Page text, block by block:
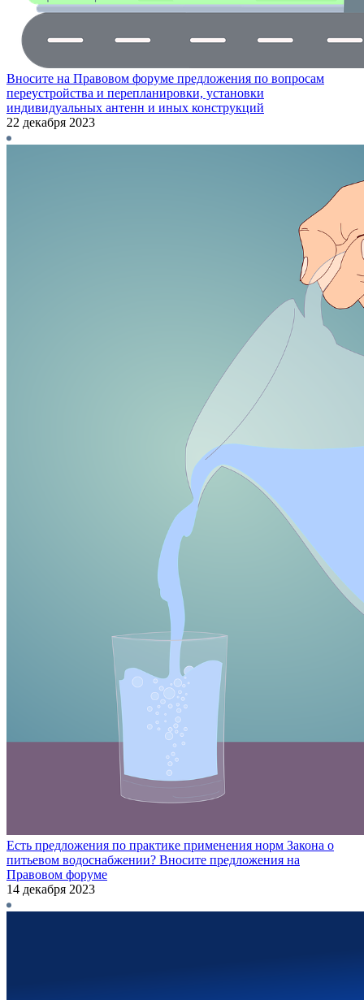
Вносите на Правовом форуме предложения по вопросам
переустройства и перепланировки, установки
индивидуальных антенн и иных конструкций
22 декабря 2023
Есть предложения по практике применения норм Закона о
питьевом водоснабжении? Вносите предложения на
Правовом форуме
14 декабря 2023